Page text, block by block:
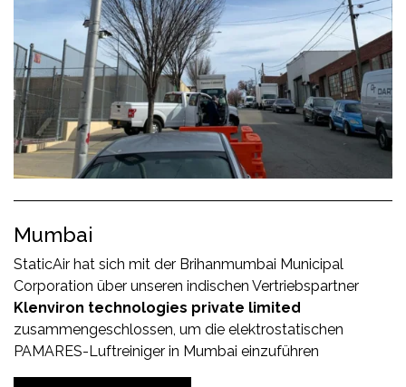
Mumbai
StaticAir hat sich mit der Brihanmumbai Municipal
Corporation über unseren indischen Vertriebspartner
Klenviron technologies private limited
zusammengeschlossen, um die elektrostatischen
PAMARES-Luftreiniger in Mumbai einzuführen